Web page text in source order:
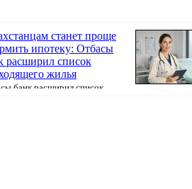
станет проще
ипотеку: Отбасы
расширил список
жилья
банк расширил список